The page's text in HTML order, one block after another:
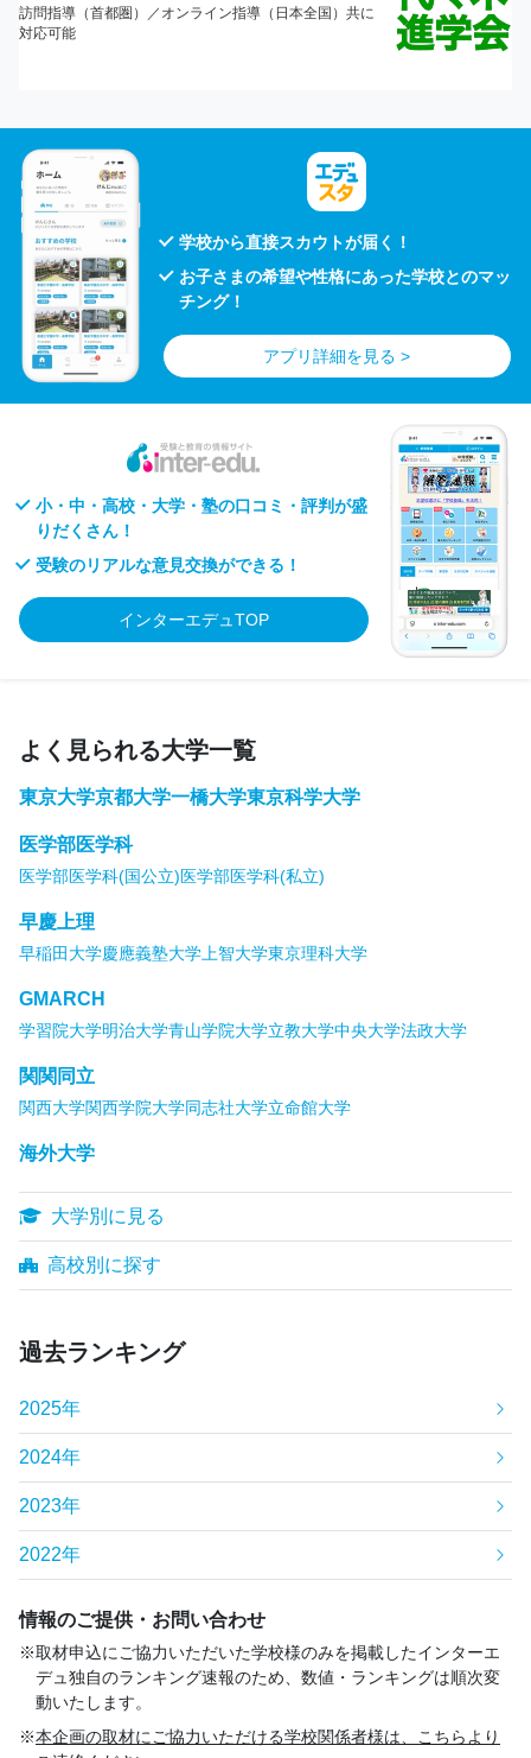
学校から直接スカウトが届く！
お子さまの希望や性格にあった学校とのマッ
チング！
アプリ詳細を見る >
小・中・高校・大学・塾の口コミ・評判が盛
りだくさん！
受験のリアルな意見交換ができる！
インターエデュTOP
よく見られる大学一覧
東京大学京都大学一橋大学東京科学大学
医学部医学科
医学部医学科(国公立)医学部医学科(私立)
早慶上理
早稲田大学慶應義塾大学 上智大学東京理科大学
GMARCH
学習院大学明治大学青山学院大学立教大学中央大学法政大学
関関同立
関西大学関西学院大学同志社大学立命館大学
海外大学
大学別に見る
高校別に探す
過去ランキング
2025年
2024年
2023年
2022年
情報のご提供・お問い合わせ
取材申込にご協力いただいた学校様のみを掲載したインターエ
デュ独自のランキング速報のため、数値・ランキングは順次変
動いたします。
本企画の取材にご協力いただける学校関係者様は、こちらより